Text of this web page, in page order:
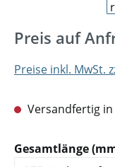
Preis auf
Preise inkl. MwSt.
Versandfertig in
Gesamtlänge